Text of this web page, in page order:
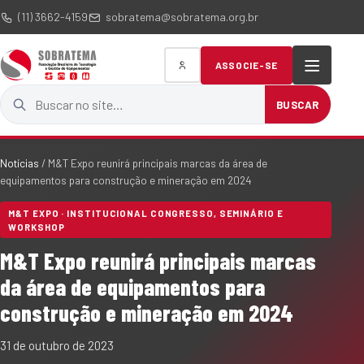
(11) 3662-4159 sobratema@sobratema.org.br
Buscar no site
BUSCAR
ASSOCIE-SE
Notícias / M&T Expo reunirá principais marcas da área de
equipamentos para construção e mineração em 2024
M&T EXPO · INSTITUCIONAL CONGRESSO, SEMINÁRIO E
WORKSHOP
M&T Expo reunirá principais marcas
da área de equipamentos para
construção e mineração em 2024
31 de outubro de 2023